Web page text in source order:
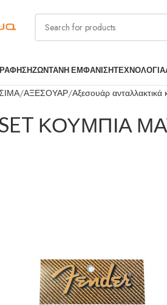
ΖΩΝΤΑΝΗ ΕΜΦΑΝΙΣΗΤΕΧΝΟΛΟΓΙΑ
ΑΞΕΣΟΥΑΡ Αξεσουάρ ανταλλακτικά
ΚΟΥΜΠΙΑ